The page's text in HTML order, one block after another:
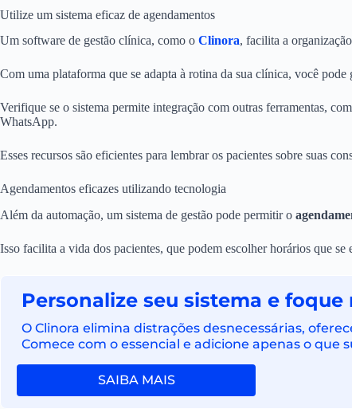
Utilize um sistema eficaz de agendamentos
Um software de gestão clínica, como o Clinora, facilita a
Com uma plataforma que se adapta à rotina da sua clínica, você pode
Verifique se o sistema permite integração com outras ferramentas,
WhatsApp.
Esses recursos são eficientes para lembrar os pacientes sobre suas
Agendamentos eficazes utilizando tecnologia
Além da automação, um sistema de gestão pode permitir o
Isso facilita a vida dos pacientes, que podem escolher horários que se
Personalize seu sistema e foque
O Clinora elimina distrações desnecessárias,
Comece com o essencial e adicione apenas o que
SAIBA MAIS